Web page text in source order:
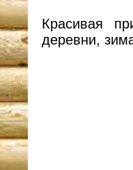
Красивая
деревни,